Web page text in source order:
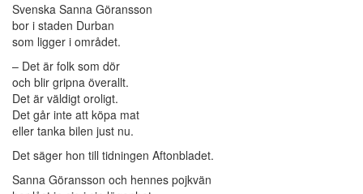
Svenska Sanna Göransson
bor i staden Durban
som ligger i området.
– Det är folk som dör
och blir gripna överallt.
Det är väldigt oroligt.
Det går inte att köpa mat
eller tanka bilen just nu.
Det säger hon till tidningen Aftonbladet.
Sanna Göransson och hennes pojkvän